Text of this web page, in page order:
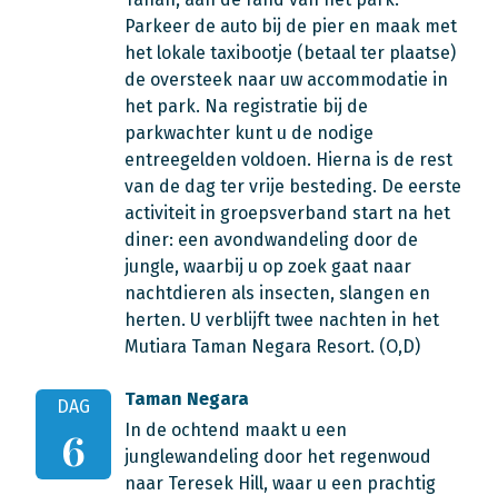
Parkeer de auto bij de pier en maak met
het lokale taxibootje (betaal ter plaatse)
de oversteek naar uw accommodatie in
het park. Na registratie bij de
parkwachter kunt u de nodige
entreegelden voldoen. Hierna is de rest
van de dag ter vrije besteding. De eerste
activiteit in groepsverband start na het
diner: een avondwandeling door de
jungle, waarbij u op zoek gaat naar
nachtdieren als insecten, slangen en
herten. U verblijft twee nachten in het
Mutiara Taman Negara Resort. (O,D)
DAG
6
Taman Negara
In de ochtend maakt u een
junglewandeling door het regenwoud
naar Teresek Hill, waar u een prachtig